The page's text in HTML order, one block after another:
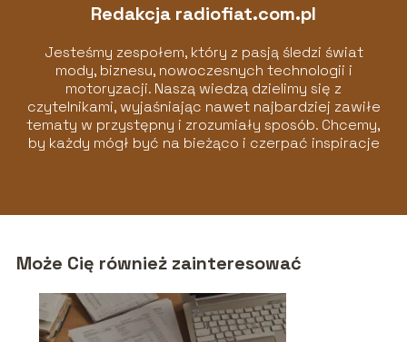
Redakcja radiofiat.com.pl
Jesteśmy zespołem, który z pasją śledzi świat
mody, biznesu, nowoczesnych technologii i
motoryzacji. Naszą wiedzą dzielimy się z
czytelnikami, wyjaśniając nawet najbardziej zawiłe
tematy w przystępny i zrozumiały sposób. Chcemy,
by każdy mógł być na bieżąco i czerpać inspiracje
Może Cię również zainteresować